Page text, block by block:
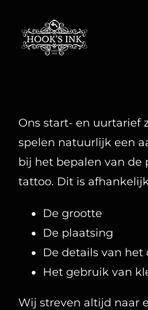
naar
inhoud
Ons start- en uurtarief
spelen natuurlijk een
bij het bepalen van de
tattoo. Dit is
De grootte
De plaatsing
De details van het
Het gebruik van
Wij streven altijd naar